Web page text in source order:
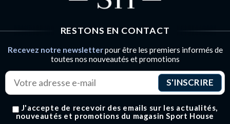
RESTONS EN CONTACT
Recevez notre newsletterpour être les premiers informés de
toutes nos nouveautés et promotions
J'accepte de recevoir des emails sur les actualités,
nouveautés et promotions du magasin Sport House